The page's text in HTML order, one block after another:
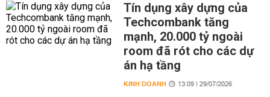
Tín dụng xây dựng của
Techcombank tăng
mạnh, 20.000 tỷ ngoài
room đã rót cho các dự
án hạ tầng
KINH DOANH 13:09 | 29/07/2026